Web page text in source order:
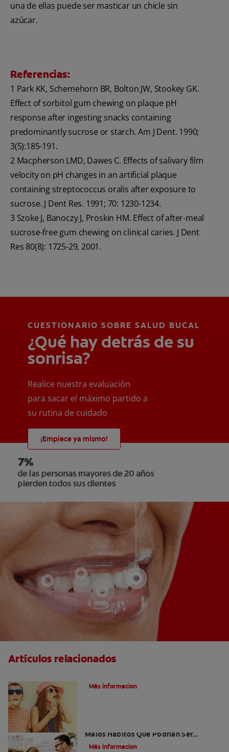
una de ellas puede ser masticar un chicle sin
azúcar.
Referencias:
1 Park KK, Schemehorn BR, Bolton JW, Stookey GK.
Effect of sorbitol gum chewing on plaque pH
response after ingesting snacks containing
predominantly sucrose or starch. Am J Dent. 1990;
3(5):185-191.
2 Macpherson LMD, Dawes C. Effects of salivary film
velocity on pH changes in an artificial plaque
containing streptococcus oralis after exposure to
sucrose. J Dent Res. 1991; 70: 1230-1234.
3 Szoke J, Banoczy J, Proskin HM. Effect of after-meal
sucrose-free gum chewing on clinical caries. J Dent
Res 80(8): 1725-29, 2001.
CUESTIONARIO SOBRE SALUD BUCAL
¿Qué hay detrás de su
sonrisa?
Realice nuestra evaluación
para sacar el máximo partido a
su rutina de cuidado
¡Empiece ya mismo!
Artículos relacionados
Más informacion
Malos Hábitos Que Podrían Ser
Dañinos
Más informacion